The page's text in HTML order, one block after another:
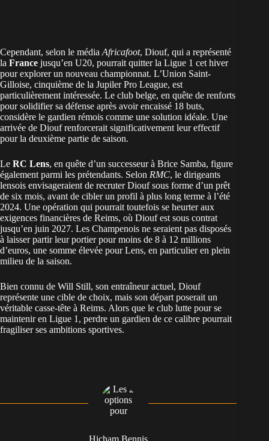
Cependant, selon le média Africafoot, Diouf, qui a représenté
la France jusqu’en U20, pourrait quitter la Ligue 1 cet hiver
pour explorer un nouveau championnat. L’Union Saint-
Gilloise, cinquième de la Jupiler Pro League, est
particulièrement intéressée. Le club belge, en quête de renforts
pour solidifier sa défense après avoir encaissé 18 buts,
considère le gardien rémois comme une solution idéale. Une
arrivée de Diouf renforcerait significativement leur effectif
pour la deuxième partie de saison.
Le RC Lens, en quête d’un successeur à Brice Samba, figure
également parmi les prétendants. Selon RMC, le dirigeants
lensois envisageraient de recruter Diouf sous forme d’un prêt
de six mois, avant de cibler un profil à plus long terme à l’été
2024. Une opération qui pourrait toutefois se heurter aux
exigences financières de Reims, où Diouf est sous contrat
jusqu’en juin 2027. Les Champenois ne seraient pas disposés
à laisser partir leur portier pour moins de 8 à 12 millions
d’euros, une somme élevée pour Lens, en particulier en plein
milieu de la saison.
Bien connu de Will Still, son entraîneur actuel, Diouf
représente une cible de choix, mais son départ poserait un
véritable casse-tête à Reims. Alors que le club lutte pour se
maintenir en Ligue 1, perdre un gardien de ce calibre pourrait
fragiliser ses ambitions sportives.